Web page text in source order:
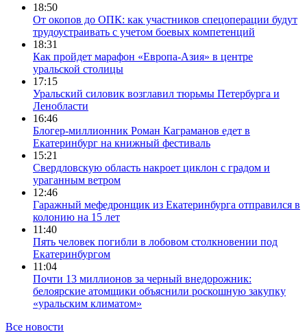
18:50
От окопов до ОПК: как участников спецоперации будут
трудоустраивать с учетом боевых компетенций
18:31
Как пройдет марафон «Европа-Азия» в центре
уральской столицы
17:15
Уральский силовик возглавил тюрьмы Петербурга и
Ленобласти
16:46
Блогер-миллионник Роман Каграманов едет в
Екатеринбург на книжный фестиваль
15:21
Свердловскую область накроет циклон с градом и
ураганным ветром
12:46
Гаражный мефедронщик из Екатеринбурга отправился в
колонию на 15 лет
11:40
Пять человек погибли в лобовом столкновении под
Екатеринбургом
11:04
Почти 13 миллионов за черный внедорожник:
белоярские атомщики объяснили роскошную закупку
«уральским климатом»
Все новости